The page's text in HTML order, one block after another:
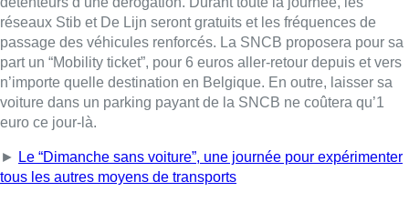
réseaux Stib et De Lijn seront gratuits et les fréquences de
passage des véhicules renforcés. La SNCB proposera pour sa
part un “Mobility ticket”, pour 6 euros aller-retour depuis et vers
n’importe quelle destination en Belgique. En outre, laisser sa
voiture dans un parking payant de la SNCB ne coûtera qu’1
euro ce jour-là.
►
Le “Dimanche sans voiture”, une journée pour expérimenter
tous les autres moyens de transports